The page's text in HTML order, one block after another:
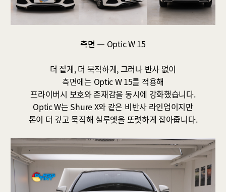
측면 ― Optic W 15
더 짙게, 더 묵직하게, 그러나 반사 없이
측면에는 Optic W 15를 적용해
프라이버시 보호와 존재감을 동시에 강화했습니다.
Optic W는 Shure X와 같은 비반사 라인업이지만
톤이 더 깊고 묵직해 실루엣을 또렷하게 잡아줍니다.